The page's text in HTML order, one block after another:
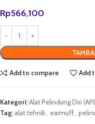
Rp566,100
Add to compare Add
Kategori:Alat Pelindung Diri
Tag: alat tehnik, earmuff,